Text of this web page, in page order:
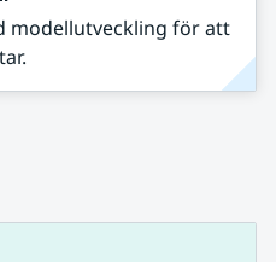
modellutveckling för att